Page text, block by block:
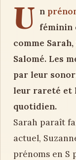
U n
féminin
comme
Salomé. Les
par leur
leur rareté et
quotidien.
Sarah paraît
actuel,
prénoms en S